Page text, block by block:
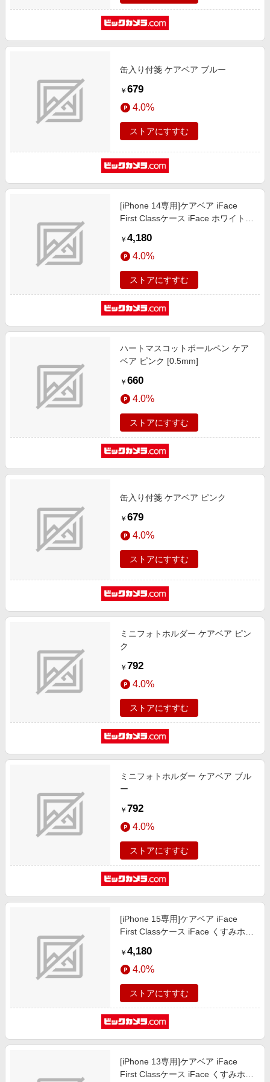
缶入り付箋 ケアベア ブルー
￥ 679
4.0%
ストアにすすむ
[iPhone 14専用]ケアベア iFace
First Classケース iFace ホワイト/
￥ 4,180
4.0%
ストアにすすむ
ハートマスコットボールペン ケア
ベア ピンク [0.5mm]
￥ 660
4.0%
ストアにすすむ
缶入り付箋 ケアベア ピンク
￥ 679
4.0%
ストアにすすむ
ミニフォトホルダー ケアベア ピン
ク
￥ 792
4.0%
ストアにすすむ
ミニフォトホルダー ケアベア ブル
ー
￥ 792
4.0%
ストアにすすむ
[iPhone 15専用]ケアベア iFace
First Classケース iFace くすみホワ
￥ 4,180
4.0%
ストアにすすむ
[iPhone 13専用]ケアベア iFace
First Classケース iFace くすみホワ